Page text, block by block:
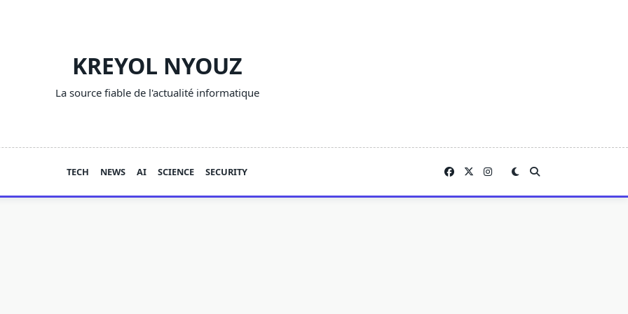
KREYOL NYOUZ
La source fiable de l'actualité informatique
TECH NEWS AI SCIENCE SECURITY